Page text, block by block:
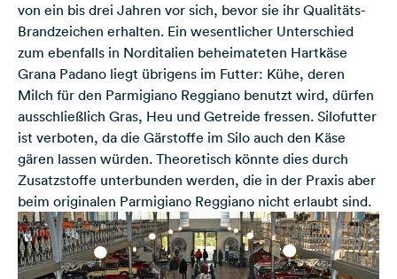
von ein bis drei Jahren vor sich, bevor sie ihr Qualitäts-
Brandzeichen erhalten. Ein wesentlicher Unterschied
zum ebenfalls in Norditalien beheimateten Hartkäse
Grana Padano liegt übrigens im Futter: Kühe, deren
Milch für den Parmigiano Reggiano benutzt wird, dürfen
ausschließlich Gras, Heu und Getreide fressen. Silofutter
ist verboten, da die Gärstoffe im Silo auch den Käse
gären lassen würden. Theoretisch könnte dies durch
Zusatzstoffe unterbunden werden, die in der Praxis aber
beim originalen Parmigiano Reggiano nicht erlaubt sind.